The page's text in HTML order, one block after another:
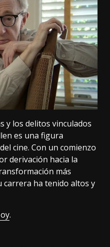
y los delitos vinculados
es una figura
cine. Con un comienzo
derivación hacia la
más
carrera ha tenido altos y
.